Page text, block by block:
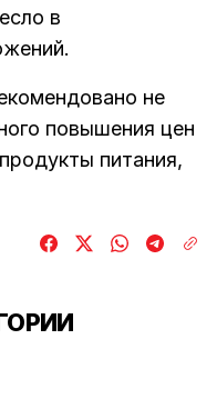
в
не
повышения цен
питания,